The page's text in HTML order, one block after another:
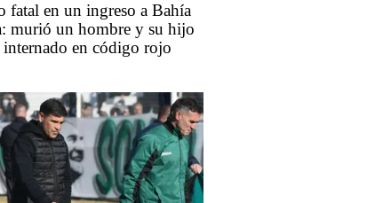
fatal en un ingreso a Bahía
murió un hombre y su hijo
internado en código rojo